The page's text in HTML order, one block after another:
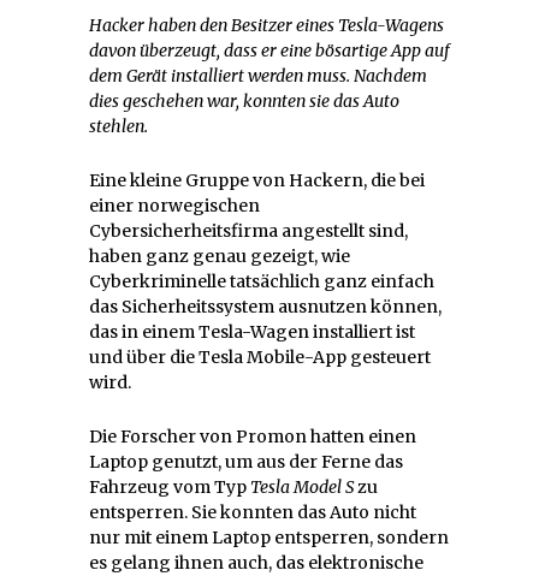
Hacker haben den Besitzer eines Tesla-Wagens
davon überzeugt, dass er eine bösartige App auf
dem Gerät installiert werden muss. Nachdem
dies geschehen war, konnten sie das Auto
stehlen.
Eine kleine Gruppe von Hackern, die bei
einer norwegischen
Cybersicherheitsfirma angestellt sind,
haben ganz genau gezeigt, wie
Cyberkriminelle tatsächlich ganz einfach
das Sicherheitssystem ausnutzen können,
das in einem Tesla-Wagen installiert ist
und über die Tesla Mobile-App gesteuert
wird.
Die Forscher von Promon hatten einen
Laptop genutzt, um aus der Ferne das
Fahrzeug vom Typ Tesla Model Szu
entsperren. Sie konnten das Auto nicht
nur mit einem Laptop entsperren, sondern
es gelang ihnen auch, das elektronische